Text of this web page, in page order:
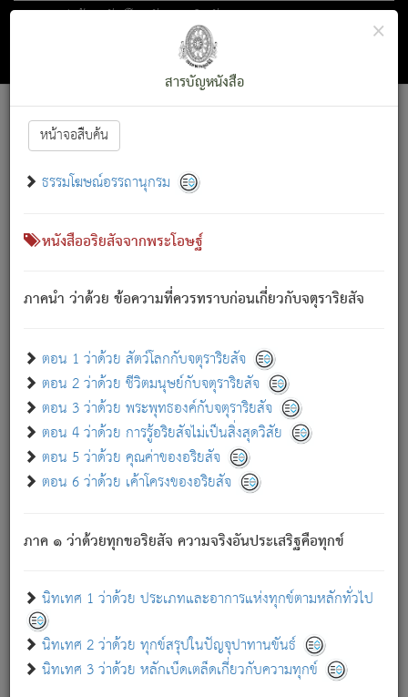
ตอน 1 ว่าด้วย สัตว์โลกกับจตุราริยสัจ
สารบัญ×
สารบัญหนังสือ
หน้าจอสืบค้น
ธรรมโฆษณ์อรรถานุกรม
หนังสืออริยสัจจากพระโอษฐ์
ภาคนำ ว่าด้วย ข้อความที่ควรทราบก่อนเกี่ยวกับจตุราริยสัจ
ตอน 1 ว่าด้วย สัตว์โลกกับจตุราริยสัจ
ตอน 2 ว่าด้วย ชีวิตมนุษย์กับจตุราริยสัจ
ตอน 3 ว่าด้วย พระพุทธองค์กับจตุราริยสัจ
ตอน 4 ว่าด้วย การรู้อริยสัจไม่เป็นสิ่งสุดวิสัย
ตอน 5 ว่าด้วย คุณค่าของอริยสัจ
ตอน 6 ว่าด้วย เค้าโครงของอริยสัจ
ภาค ๑ ว่าด้วยทุกขอริยสัจ ความจริงอันประเสริฐคือทุกข์
นิทเทศ 1 ว่าด้วย ประเภทและอาการแห่งทุกข์ตามหลักทั่วไป
นิทเทศ 2 ว่าด้วย ทุกข์สรุปในปัญจุปาทานขันธ์
นิทเทศ 3 ว่าด้วย หลักเบ็ดเตล็ดเกี่ยวกับความทุกข์
Font :15 ]||
สัตว์โลกนี้ เกิดความเดือดร้อนแล้ว มีผัสสะบังหน้า
เขาสำคัญสิ่งใด โดยความเป็นประการใด แต่สิ่งนั้นย่อมเป็น
(ตามที่เป็นจริง) โดยประการอื่นจากที่เขาสำคัญนั้น
สัตว์โลกติดข้องอยู่ในภพ ถูกภพบังหน้าแล้ว มีภพโดยความ
เป็นอย่างอื่น (จากที่มันเป็นอยู่จริง) จึงได้เพลิดเพลินยิ่งนักในภพ
เขาเพลิดเพลินยิ่งนักในสิ่งใด สิ่งนั้นเป็นภัย (ที่เขาไม่รู้จัก)
เขากลัวต่อสิ่งใดสิ่งนั้นเป็นทุกข์
พรหมจรรย์นี้ อันบุคคลย่อมประพฤติ ก็เพื่อการละขาดซึ่ง
ภพ.
สมณะหรือพราหมณ์เหล่าใด กล่าวความหลุดพ้นจากภพว่า
มีได้เพราะภพ เรากล่าวว่า สมณะหรือพราหมณ์ทั้งปวงนั้น
มิใช่ผู้หลดพ้นจากภพ.
ภพ ว่ามีได้เพราะวิภพ[2]: เรากล่าวว่า สมณะหรือพราหมณ์ทั้ง
ปวงนั้น ก็ยังสลัดภพออกไปไม่ได้.
ก็ทุกข์นี้มีขึ้น เพราะอาศัยซึ่งอุปธิทั้งปวง.
เพราะความสิ้นไปแห่งอุปาทานทั้งปวง ความเกิดขึ้นแห่ง
ทุกข์จึงไม่มี.
ท่านจงดูโลกนี้เถิด (จะเห็นว่า) สัตว์ทั้งหลายอันอวิชาหนา
แน่นบังหนาแล้ว; และว่า สัตว์ผู้ยินดีในภพอันเป็นแล้วนั้น ย่อม